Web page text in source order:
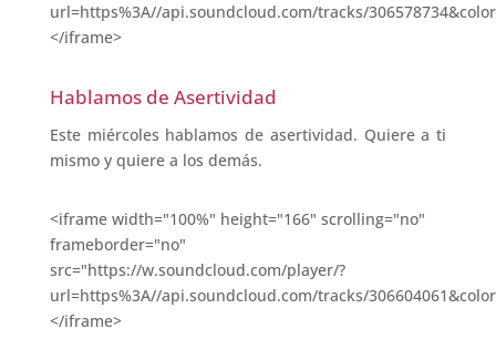
url=https%3A//api.soundcloud.com/tracks/
</iframe>
Hablamos de Asertividad
Este miércoles hablamos de asertividad. Quiere a ti
mismo y quiere a los demás.
<iframe width="100%" height="166" scrolling="no"
frameborder="no"
src="https://w.soundcloud.com/player/?
url=https%3A//api.soundcloud.com/tracks/
</iframe>